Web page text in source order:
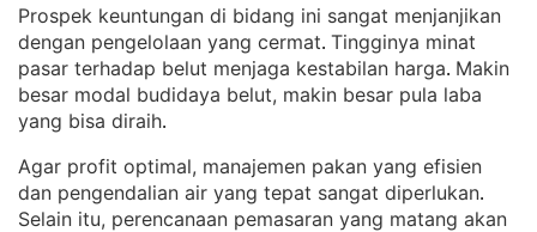
Prospek keuntungan di bidang ini sangat menjanjikan
dengan pengelolaan yang cermat. Tingginya minat
pasar terhadap belut menjaga kestabilan harga. Makin
besar modal budidaya belut, makin besar pula laba
yang bisa diraih.
Agar profit optimal, manajemen pakan yang efisien
dan pengendalian air yang tepat sangat diperlukan
Selain itu, perencanaan pemasaran yang matang akan